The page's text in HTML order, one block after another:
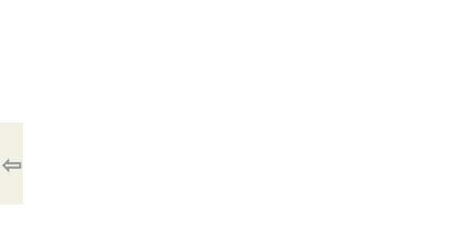
⇦